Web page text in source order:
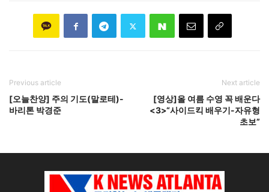
Previous article
[오늘찬양] 주의 기도(말로테)-
바리톤 박경준
Next article
[영상]올 여름 수영 꼭 배운다
<3>“사이드킥 배우기-자유형
초보”